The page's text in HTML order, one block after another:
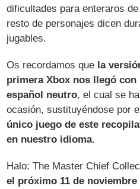
dificultades para enteraros
resto de personajes dicen
jugables.
Os recordamos que la
primera Xbox nos llegó
español neutro, el cual se
ocasión, sustituyéndose por
único juego de este
en nuestro idioma.
Halo: The Master Chief
el próximo 11 de